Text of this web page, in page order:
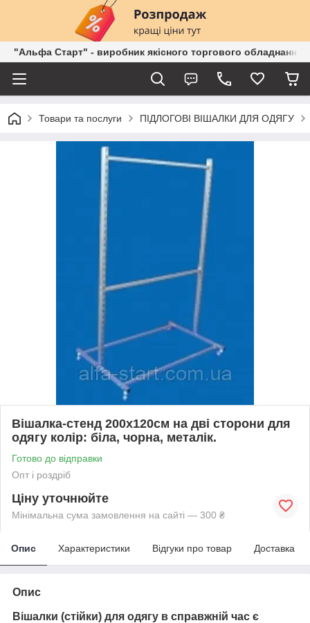
"Альфа Старт" - виробник якісного торгового обладнання
Товари та послуги ПІДЛОГОВІ ВІШАЛКИ ДЛЯ ОДЯГУ
Вішалка-стенд 200х120см на дві сторони для
одягу колір: біла, чорна, металік.
Готово до відправки
Опт і роздріб
Ціну уточнюйте
Мінімальна сума замовлення на сайті — 300 ₴
Опис Характеристики Відгуки про товар Доставка
Опис
Вішалки (стійки) для одягу в справжній час є